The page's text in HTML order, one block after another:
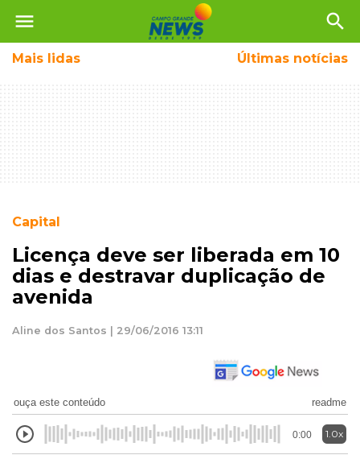
menu search
Mais lidas Últimas notícias
Capital
Licença deve ser liberada em 10
dias e destravar duplicação de
avenida
Aline dos Santos | 29/06/2016 13:11
ouça este conteúdo readme
0:00 1.0x